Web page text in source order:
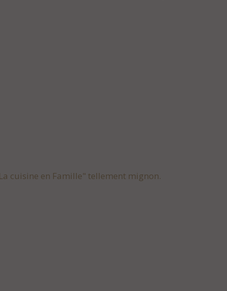
cuisine en Famille" tellement mignon.